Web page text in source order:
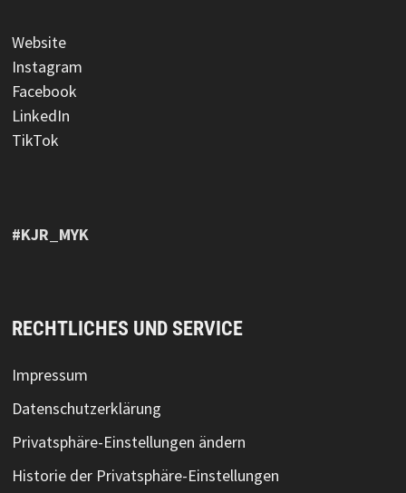
Website
Instagram
Facebook
LinkedIn
TikTok
#KJR_MYK
RECHTLICHES UND SERVICE
Impressum
Datenschutzerklärung
Privatsphäre-Einstellungen ändern
Historie der Privatsphäre-Einstellungen